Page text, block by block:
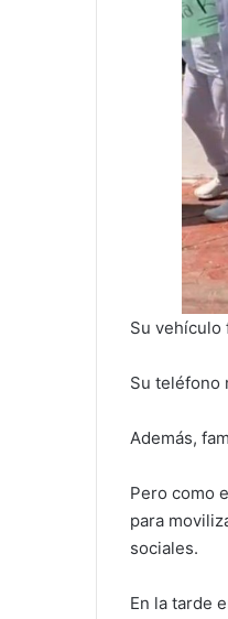
Su vehículo
Su teléfono
Además,
Pero como
para
sociales.
En la tarde